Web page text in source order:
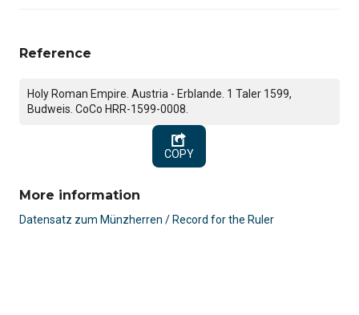
Reference
Holy Roman Empire. Austria - Erblande. 1 Taler 1599,
Budweis. CoCo HRR-1599-0008.
COPY
More information
Datensatz zum Münzherren / Record for the Ruler